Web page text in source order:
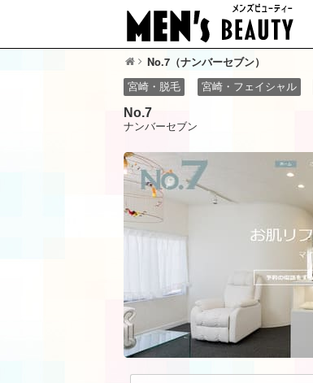
No.7（ナンバーセブン）
宮崎・脱毛 宮崎・フェイシャル
No.7
ナンバーセブン